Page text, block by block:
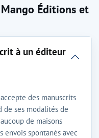
Éditions et
à un éditeur
des manuscrits
de ses modalités de
de maisons
spontanés avec